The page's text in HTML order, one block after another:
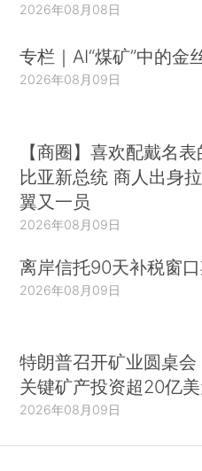
2026年08月08日
专栏｜AI“煤矿”中的金
2026年08月09日
【商圈】喜欢配戴名
比亚新总统 商人出身
翼又一员
2026年08月09日
离岸信托90天补税窗
2026年08月09日
特朗普召开矿业圆桌会
关键矿产投资超20亿
2026年08月09日